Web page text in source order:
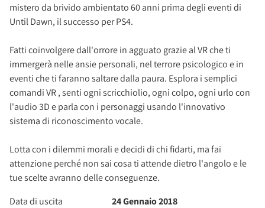
mistero da brivido ambientato 60 anni prima degli eventi di
Until Dawn, il successo per PS4.
Fatti coinvolgere dall'orrore in agguato grazie al VR che ti
immergerà nelle ansie personali, nel terrore psicologico e in
eventi che ti faranno saltare dalla paura. Esplora i semplici
comandi VR , senti ogni scricchiolio, ogni colpo, ogni urlo con
l'audio 3D e parla con i personaggi usando l'innovativo
sistema di riconoscimento vocale.
Lotta con i dilemmi morali e decidi di chi fidarti, ma fai
attenzione perché non sai cosa ti attende dietro l'angolo e le
tue scelte avranno delle conseguenze.
Data di uscita
24 Gennaio 2018